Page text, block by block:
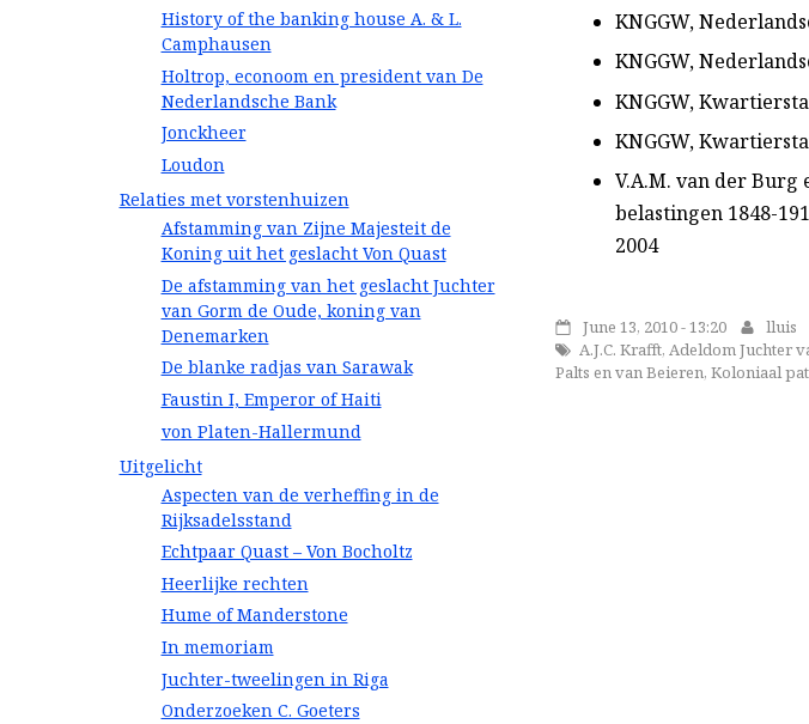
KNGGW,
KNGGW,
KNGGW,
KNGGW,
V.A.M. van der Burg
belastingen 1848-
2004
June 13, 2010 - 13:20 lluis
A.J.C. Krafft, Adeldom Juchter
Palts en van Beieren,Koloniaal
History of the banking house A. & L.
Camphausen
Holtrop, econoom en president van De
Nederlandsche Bank
Jonckheer
Loudon
Relaties met vorstenhuizen
Afstamming van Zijne Majesteit de
Koning uit het geslacht Von Quast
De afstamming van het geslacht Juchter
van Gorm de Oude, koning van
Denemarken
De blanke radjas van Sarawak
Faustin I, Emperor of Haiti
von Platen-Hallermund
Uitgelicht
Aspecten van de verheffing in de
Rijksadelsstand
Echtpaar Quast – Von Bocholtz
Heerlijke rechten
Hume of Manderstone
In memoriam
Juchter-tweelingen in Riga
Onderzoeken C. Goeters